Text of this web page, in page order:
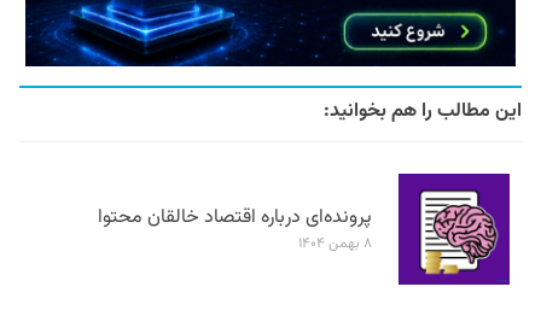
این مطالب را هم بخوانید:
پرونده‌ای درباره اقتصاد خالقان محتوا
۸ بهمن ۱۴۰۴